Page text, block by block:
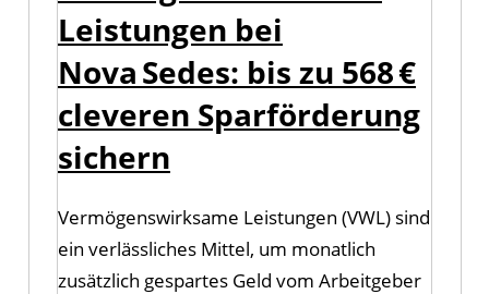
Leistungen bei
Nova Sedes: bis zu 568 €
cleveren Sparförderung
sichern
Vermögenswirksame Leistungen (VWL) sind
ein verlässliches Mittel, um monatlich
zusätzlich gespartes Geld vom Arbeitgeber